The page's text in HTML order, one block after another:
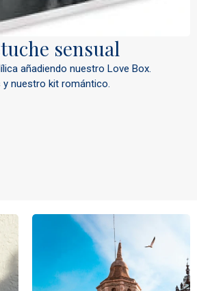
sensual
añadiendo nuestro Love Box.
nuestro kit romántico.